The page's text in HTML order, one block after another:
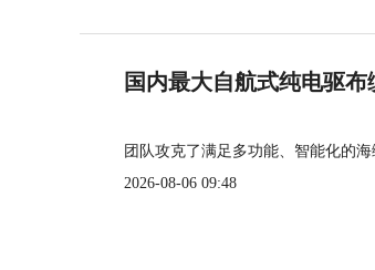
国内最大自航式纯电驱
团队攻克了满足多功能、智能化的
2026-08-06 09:48